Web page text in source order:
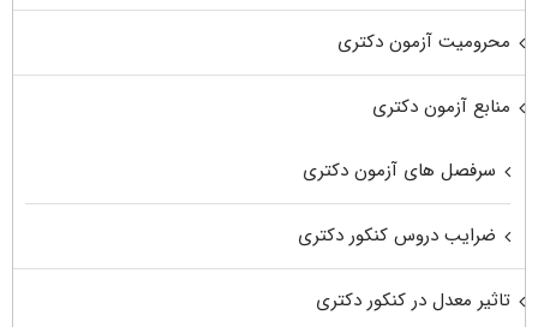
محرومیت آزمون دکتری
منابع آزمون دکتری
سرفصل های آزمون دکتری
ضرایب دروس کنکور دکتری
تاثیر معدل در کنکور دکتری